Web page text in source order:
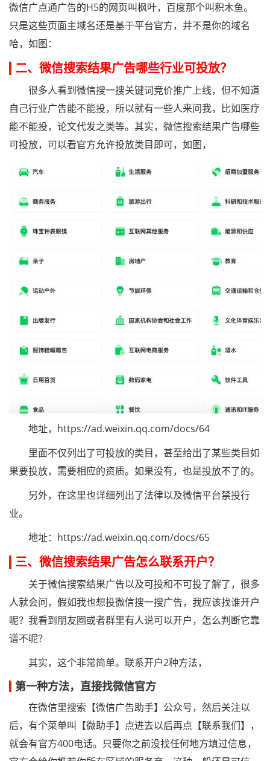
微信广点通广告的H5的网页叫枫叶，百度那个叫积木鱼。
只是这些页面主域名还是基于平台官方，并不是你的域名
哈，如图：
二、微信搜索结果广告哪些行业可投放？
很多人看到微信搜一搜关键词竞价推广上线，但不知道
自己行业广告能不能投，所以就有一些人来问我，比如医疗
能不能投，论文代发之类等。其实，微信搜索结果广告哪些
可投放，可以看官方允许投放类目即可，如图，
地址，https://ad.weixin.qq.com/docs/64
里面不仅列出了可投放的类目，甚至给出了某些类目如
果要投放，需要相应的资质。如果没有，也是投放不了的。
另外，在这里也详细列出了法律以及微信平台禁投行
业。
地址：https://ad.weixin.qq.com/docs/65
三、微信搜索结果广告怎么联系开户？
关于微信搜索结果广告以及可投和不可投了解了，很多
人就会问，假如我也想投微信搜一搜广告，我应该找谁开户
呢？我看到朋友圈或者群里有人说可以开户，怎么判断它靠
谱不呢？
其实，这个非常简单。联系开户2种方法，
第一种方法，直接找微信官方
在微信里搜索【微信广告助手】公众号，然后关注以
后，有个菜单叫【微助手】点进去以后再点【联系我们】，
就会有官方400电话。只要你之前没找任何地方填过信息，